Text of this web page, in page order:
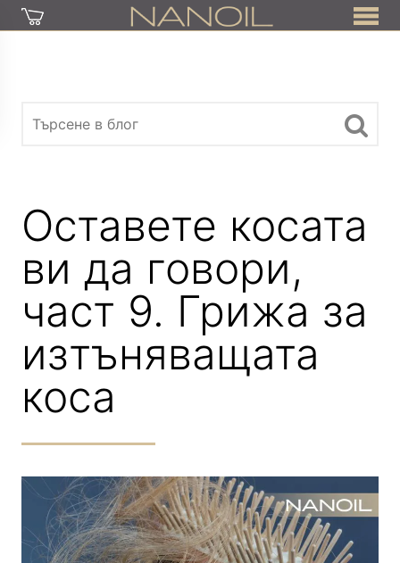
Оставете косата
ви да говори,
част 9. Грижа за
изтъняващата
коса